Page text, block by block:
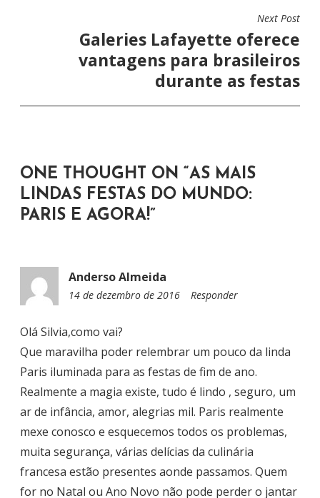
P
O
S
Next Post
Galeries Lafayette oferece
vantagens para brasileiros
durante as festas
ONE THOUGHT ON “ AS MAIS
LINDAS FESTAS DO MUNDO:
PARIS E AGORA!”
Anderso Almeida
14 de dezembro de 2016
2
5
Responder
Olá Silvia,como vai?
Que maravilha poder relembrar um pouco da linda
Paris iluminada para as festas de fim de ano.
Realmente a magia existe, tudo é lindo , seguro, um
ar de infância, amor, alegrias mil. Paris realmente
mexe conosco e esquecemos todos os problemas,
muita segurança, várias delícias da culinária
francesa estão presentes aonde passamos. Quem
for no Natal ou Ano Novo não pode perder o jantar